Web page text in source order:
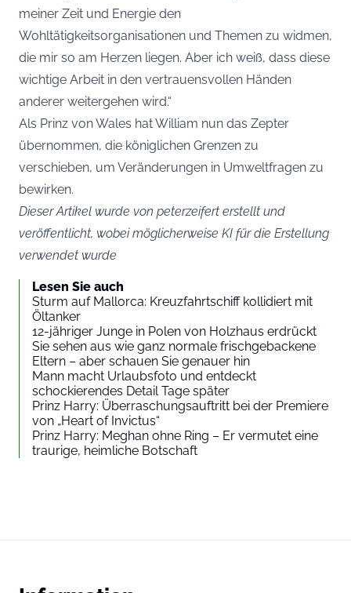
meiner Zeit und Energie den
Wohltätigkeitsorganisationen und Themen zu widmen,
die mir so am Herzen liegen. Aber ich weiß, dass diese
wichtige Arbeit in den vertrauensvollen Händen
anderer weitergehen wird.“
Als Prinz von Wales hat William nun das Zepter
übernommen, die königlichen Grenzen zu
verschieben, um Veränderungen in Umweltfragen zu
bewirken.
Dieser Artikel wurde von peterzeifert erstellt und
veröffentlicht, wobei möglicherweise KI für die Erstellung
verwendet wurde
Lesen Sie auch
Sturm auf Mallorca: Kreuzfahrtschiff kollidiert mit
Öltanker
12-jähriger Junge in Polen von Holzhaus erdrückt
Sie sehen aus wie ganz normale frischgebackene
Eltern – aber schauen Sie genauer hin
Mann macht Urlaubsfoto und entdeckt
schockierendes Detail Tage später
Prinz Harry: Überraschungsauftritt bei der Premiere
von „Heart of Invictus“
Prinz Harry: Meghan ohne Ring – Er vermutet eine
traurige, heimliche Botschaft